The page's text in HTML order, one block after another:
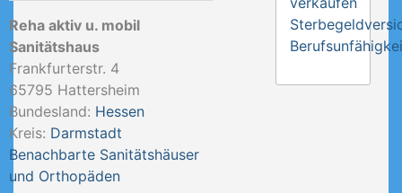
Reha aktiv u. mobil
Sanitätshaus
Frankfurterstr. 4
65795 Hattersheim
Bundesland: Hessen
Kreis: Darmstadt
Benachbarte Sanitätshäuser
und Orthopäden